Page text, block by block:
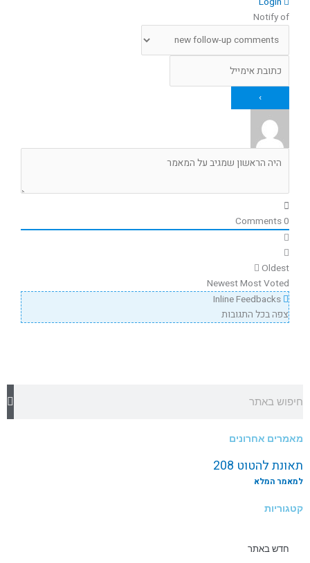
Notify of
0
Oldest
NewestMost Voted
צפה בכל התגובות
מאמרים אחרונים
תאונת להטוט 208
למאמר המלא
קטגוריות
חדש באתר